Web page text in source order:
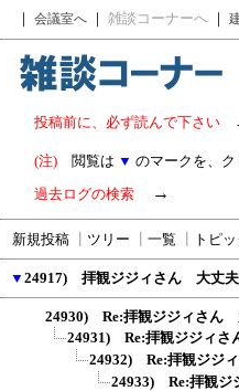
｜ 会議室へ ｜ 雑談コーナーへ ｜
投稿前に、必ず読んで下さい
(注) 閲覧は ▼ のマークを、ク
過去ログの検索 →
新規投稿 ツリー 一覧 トピッ
▼ 24917) 拝観ジジィさん 大丈夫
24930) Re:拝観ジジィさん
24931) Re:拝観ジジィ
24932) Re:拝観ジジ
24933) Re:拝観ジ